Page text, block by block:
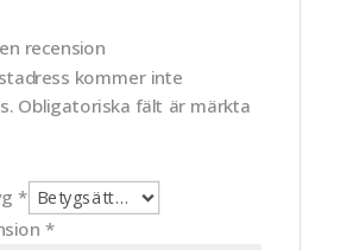
recension
kommer inte
Obligatoriska fält är märkta
*
*